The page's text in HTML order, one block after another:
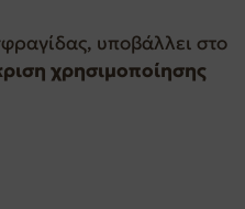
υποβάλλει στο
χρησιμοποίησης